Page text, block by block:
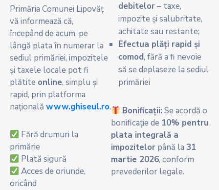
Primăria Comunei Lipovăț
vă informează că,
începând de acum, pe
lângă plata în numerar la
sediul primăriei, impozitele
și taxele locale pot fi
plătite online, simplu și
rapid, prin platforma
națională www.ghiseul.ro.
Fără drumuri la
primărie
Plată sigură
Acces de oriunde,
oricând
debitelor– taxe,
impozite și salubritate,
achitate sau restante;
Efectua plăți rapid și
comod, fără a fi nevoie
să se deplaseze la sediul
primăriei
Bonificații: Se acordă o
bonificație de 10% pentru
plata integrală a
impozitelor până la 31
martie 2026, conform
prevederilor legale.